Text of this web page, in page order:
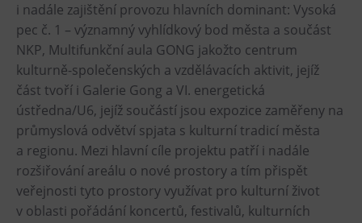
Bolt Café
Kavárna Velký Svět techniky
L’Osteria
PECKA DOV
Restaurace VP ART
Bistropen
CØKAFE Dolní Vítkovice
FUTURE café
Catering
i nadále zajištění provozu hlavních dominant: Vysoká
pec č. 1 – významný vyhlídkový bod města a součást
NKP, Multifunkční aula GONG jakožto centrum
kulturně-společenských a vzdělávacích aktivit, jejíž
část tvoří i Galerie Gong a VI. energetická
ústředna/U6, jejíž součástí jsou expozice zaměřeny na
průmyslová odvětví spjata s kulturní tradicí města
a regionu. Mezi hlavní cíle projektu patří i nadále
rozšiřování areálu o nové prostory a tím přispět
veřejnosti tyto prostory využívat pro kulturní život
v oblasti pořádání koncertů, festivalů, kulturních